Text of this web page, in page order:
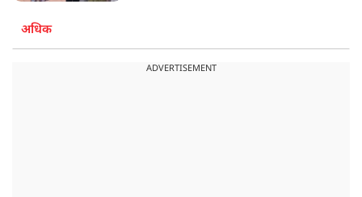
अधिक
ADVERTISEMENT